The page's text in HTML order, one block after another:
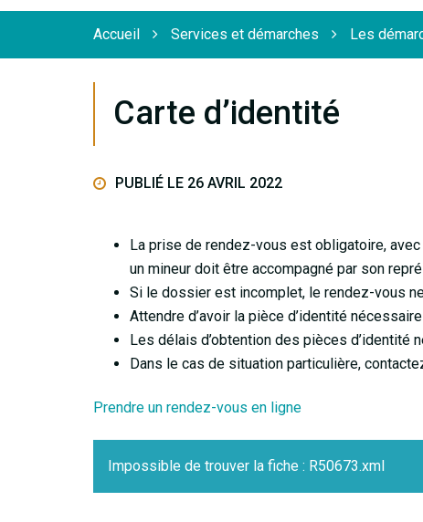
Flèche
Accueil Services et démarches Les
Carte d’identité
PUBLIÉ LE 26 AVRIL 2022
La prise de rendez-vous est obligatoire,
un mineur doit être accompagné par son
Si le dossier est incomplet, le rendez-vous
Attendre d’avoir la pièce d’identité
Les délais d’obtention des pièces d’identité
Dans le cas de situation particulière,
Prendre un rendez-vous en ligne
Impossible de trouver la fiche : R50673.xml